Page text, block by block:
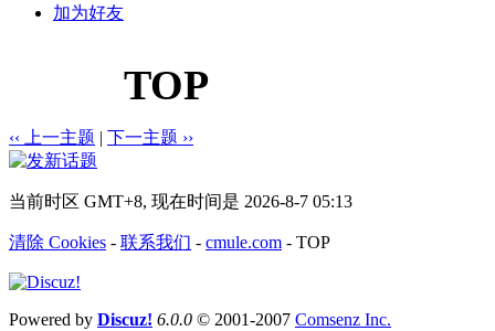
加为好友
TOP
‹‹ 上一主题 | 下一主题 ››
当前时区 GMT+8, 现在时间是 2026-8-7 05:13
清除 Cookies - 联系我们 - cmule.com - TOP
Powered by Discuz! 6.0.0 © 2001-2007 Comsenz Inc.